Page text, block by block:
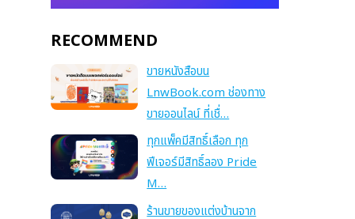
RECOMMEND
ขายหนังสือบน
LnwBook.com ช่องทาง
ขายออนไลน์ ที่เชื่…
ทุกแพ็คมีสิทธิ์เลือก ทุก
ฟีเจอร์มีสิทธิ์ลอง Pride
M…
ร้านขายของแต่งบ้านจาก